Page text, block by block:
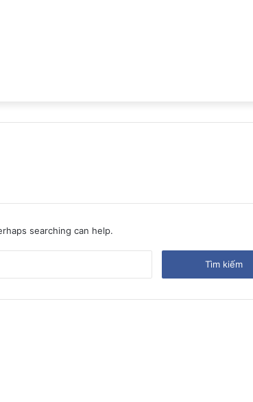
searching can help.